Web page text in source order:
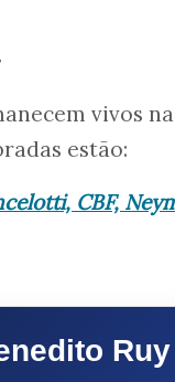
vivos na
estão:
CBF,
Ruy